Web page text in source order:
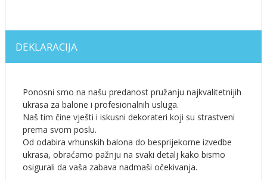
DEKLARACIJA
Ponosni smo na našu predanost pružanju najkvalitetnijih
ukrasa za balone i profesionalnih usluga.
Naš tim čine vješti i iskusni dekorateri koji su strastveni
prema svom poslu.
Od odabira vrhunskih balona do besprijekorne izvedbe
ukrasa, obraćamo pažnju na svaki detalj kako bismo
osigurali da vaša zabava nadmaši očekivanja.